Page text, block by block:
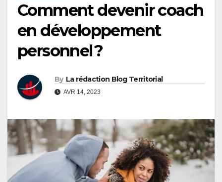
Comment devenir coach
en développement
personnel ?
By La rédaction Blog Territorial
AVR 14, 2023